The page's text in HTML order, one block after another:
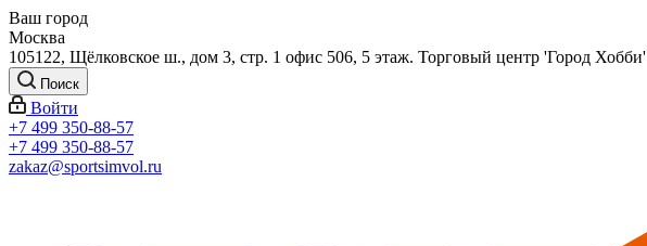
Ваш город
Москва
105122, Щёлковское ш., дом 3, стр. 1 офис 506, 5 этаж. Торговый центр 'Город Хобби'
Поиск
Войти
+7 499 350-88-57
+7 499 350-88-57
zakaz@sportsimvol.ru